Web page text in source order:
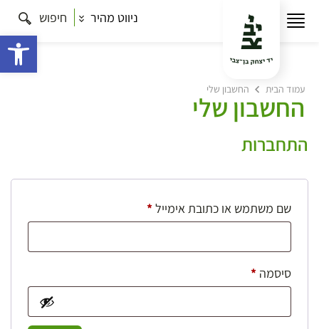
ניווט מהיר חיפוש
עמוד הבית החשבון שלי
החשבון שלי
התחברות
שם משתמש או כתובת אימייל*חובה
סיסמה *חובה